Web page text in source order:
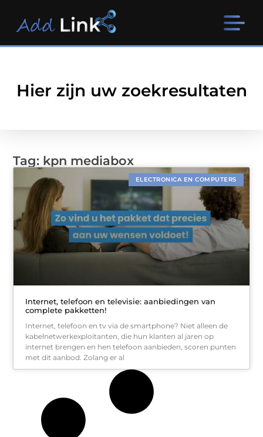
Hier zijn uw zoekresultaten
Tag: kpn mediabox
ELECTRONICA EN COMPUTERS
Internet, telefoon en televisie: aanbiedingen van
complete pakketten!
Internet, telefoon en tv via de smartphone? Niet alleen de
kabelnetwerkexploitanten, die hun klanten al jaren op
internet brengen en hen telefoon aanbieden, scoren punten
met dit aanbod. Zolang er al